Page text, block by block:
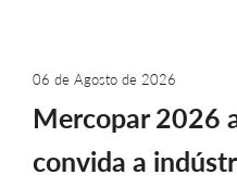
06 de Agosto de 2026
Mercopar 2026
convida a